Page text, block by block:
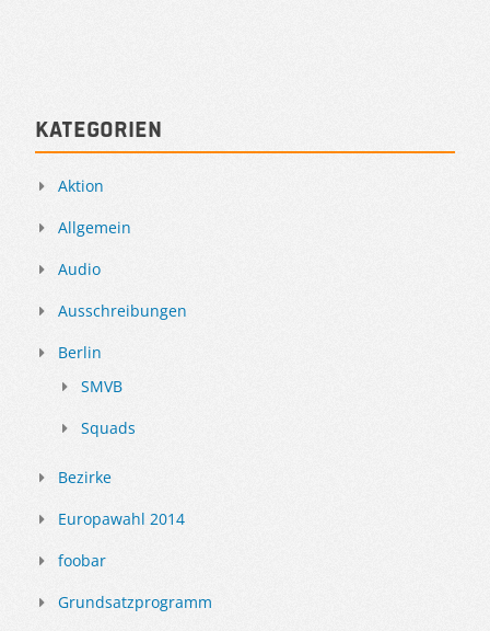
Kategorien
Aktion
Allgemein
Audio
Ausschreibungen
Berlin
SMVB
Squads
Bezirke
Europawahl 2014
foobar
Grundsatzprogramm